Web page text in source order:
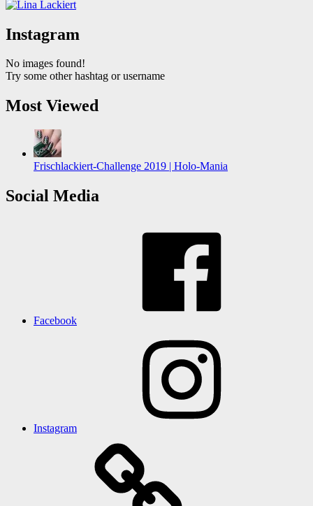
Instagram
No images found!
Try some other hashtag or username
Most Viewed
Frischlackiert-Challenge 2019 | Holo-Mania
Social Media
Facebook
Instagram